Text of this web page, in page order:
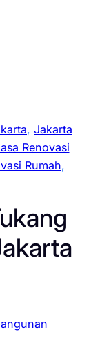
, Jakarta
Renovasi
Rumah